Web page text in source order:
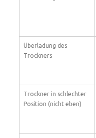
Überladung des
Trockners
Trockner in schlechter
Position (nicht eben)